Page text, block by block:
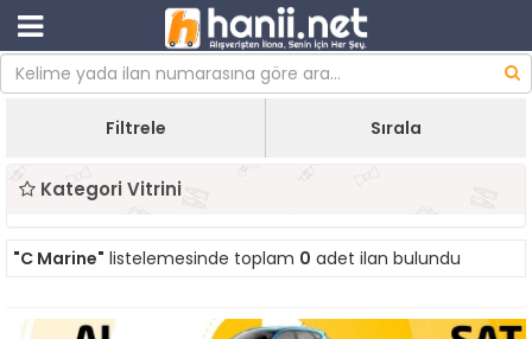
Filtrele Sırala
Kategori Vitrini
"C Marine" listelemesinde toplam 0 adet ilan bulundu